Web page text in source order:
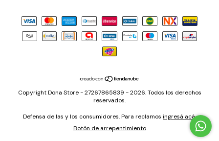
Copyright Dona Store - 27267865839 - 2026. Todos los derechos
reservados.
Defensa de las y los consumidores. Para reclamos ingresá acá.
Botón de arrepentimiento